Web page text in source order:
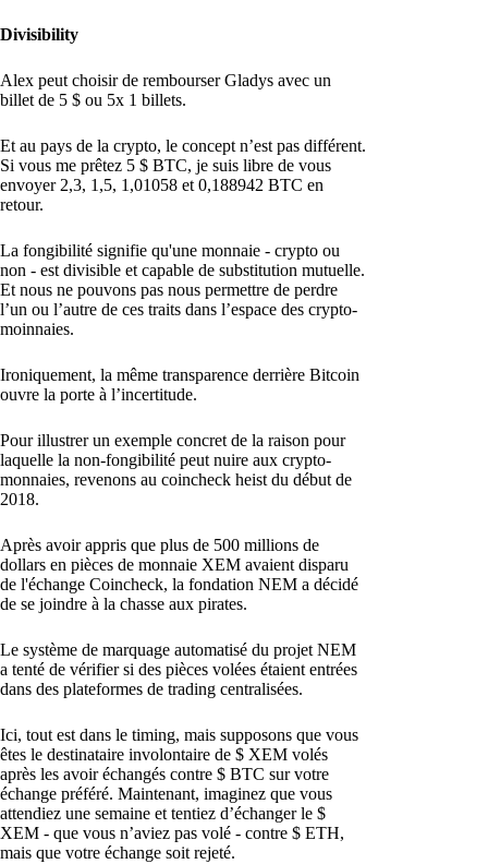
Divisibility
Alex peut choisir de rembourser Gladys avec un
billet de 5 $ ou 5x 1 billets.
Et au pays de la crypto, le concept n’est pas différent.
Si vous me prêtez 5 $ BTC, je suis libre de vous
envoyer 2,3, 1,5, 1,01058 et 0,188942 BTC en
retour.
La fongibilité signifie qu'une monnaie - crypto ou
non - est divisible et capable de substitution mutuelle.
Et nous ne pouvons pas nous permettre de perdre
l’un ou l’autre de ces traits dans l’espace des crypto-
moinnaies.
Ironiquement, la même transparence derrière Bitcoin
ouvre la porte à l’incertitude.
Pour illustrer un exemple concret de la raison pour
laquelle la non-fongibilité peut nuire aux crypto-
monnaies, revenons au coincheck heist du début de
2018.
Après avoir appris que plus de 500 millions de
dollars en pièces de monnaie XEM avaient disparu
de l'échange Coincheck, la fondation NEM a décidé
de se joindre à la chasse aux pirates.
Le système de marquage automatisé du projet NEM
a tenté de vérifier si des pièces volées étaient entrées
dans des plateformes de trading centralisées.
Ici, tout est dans le timing, mais supposons que vous
êtes le destinataire involontaire de $ XEM volés
après les avoir échangés contre $ BTC sur votre
échange préféré. Maintenant, imaginez que vous
attendiez une semaine et tentiez d’échanger le $
XEM - que vous n’aviez pas volé - contre $ ETH,
mais que votre échange soit rejeté.